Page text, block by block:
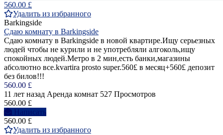
560.00 £
Удалить из избранного
Barkingside
Сдаю комнату в Barkingside
Сдаю комнату в Barkingside в новой квартире.Ищу серьезных
людей чтобы не курили и не употребляли алгоколь,ищу
спокойных людей.Метро в 2 мин,есть банки,магазины
абсолютно все.kvartira prosto super.560£ в месяц+560£ депозит
без билов!!!
560.00 £
11 лет назад Аренда комнат 527 Просмотров
560.00 £
Написать
560.00 £
Удалить из избранного